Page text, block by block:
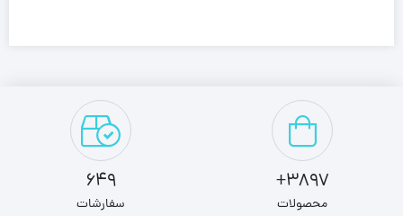
3897+
محصولات
649
سفارشات